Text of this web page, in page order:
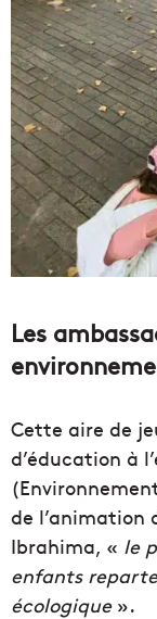
Les
Cette aire de
d’éducation à
de
Ibrahima, « le
enfants
écologique».